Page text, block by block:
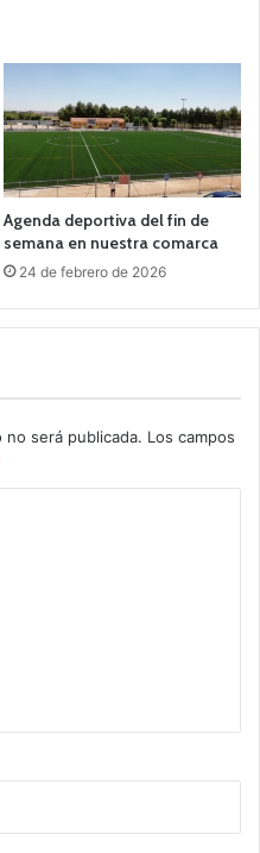
Agenda deportiva del fin de
semana en nuestra comarca
24 de febrero de 2026
será publicada. Los campos